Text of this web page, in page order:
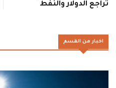
تراجع الدولار والنفط
اخبار من القسم